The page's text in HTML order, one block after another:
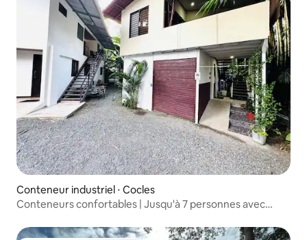
Conteneur industriel ⋅ Cocles
Conteneurs confortables | Jusqu'à 7 personnes avec